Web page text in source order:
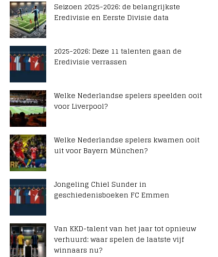
Seizoen 2025-2026: de belangrijkste
Eredivisie en Eerste Divisie data
2025-2026: Deze 11 talenten gaan de
Eredivisie verrassen
Welke Nederlandse spelers speelden ooit
voor Liverpool?
Welke Nederlandse spelers kwamen ooit
uit voor Bayern München?
Jongeling Chiel Sunder in
geschiedenisboeken FC Emmen
Van KKD-talent van het jaar tot opnieuw
verhuurd: waar spelen de laatste vijf
winnaars nu?